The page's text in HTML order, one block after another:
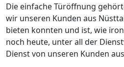
Die einfache Türöffnung
wir unseren Kunden aus
bieten konnten und ist, wie
noch heute, unter all der
Dienst von unseren Kunden